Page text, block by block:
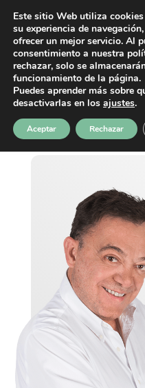
Este sitio Web utiliza
su experiencia de
ofrecer un mejor servicio. Al
consentimiento a nuestra
rechazar, solo se
funcionamiento de la página.
Puedes aprender más sobre
desactivarlas en los ajustes.
Aceptar Rechazar